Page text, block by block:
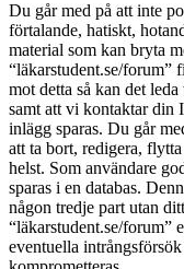
Du går med på att inte
förtalande, hatiskt,
material som kan bryta
“läkarstudent.se/forum”
mot detta så kan det
samt att vi kontaktar din
inlägg sparas. Du går
att ta bort, redigera,
helst. Som användare
sparas i en databas.
någon tredje part utan
“läkarstudent.se/forum”
eventuella